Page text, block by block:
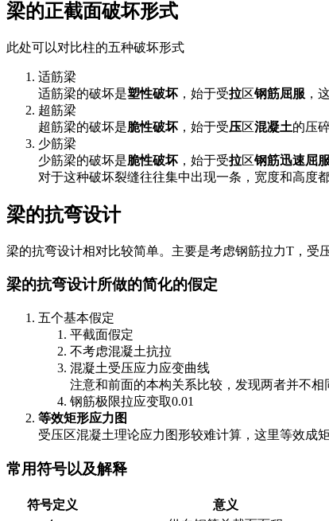
梁的正截面破坏形式
此处可以对比柱的五种破坏形式
适筋梁
适筋梁的破坏是塑性破坏 ，始于受拉区钢筋屈服 ，
超筋梁
超筋梁的破坏是脆性破坏 ，始于受压区混凝土的压
少筋梁
少筋梁的破坏是脆性破坏 ，始于受拉区钢筋迅速屈
对于这种破坏裂缝往往集中出现一条，宽度和高度都
梁的抗弯设计
梁的抗弯设计相对比较简单。主要是考虑钢筋拉力T，受
梁的抗弯设计所做的简化的假定
五个基本假定
平截面假定
不考虑混凝土抗拉
混凝土受压应力应变曲线
注意和前面的本构关系比较，发现两者并不相
钢筋极限拉应变取0.01
等效矩形应力图
受压区混凝土理论应力图形较难计算，这里等效成
常用符号以及解释
符号定义 意义